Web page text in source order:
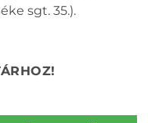
sgt. 35.).